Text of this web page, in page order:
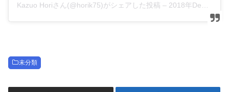
Kazuo Horiさん(@horik75)がシェアした投稿 – 2018年Dec月12日am3時59分PST
未分類